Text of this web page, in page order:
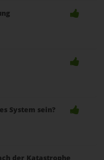
System sein?
der Katastrophe